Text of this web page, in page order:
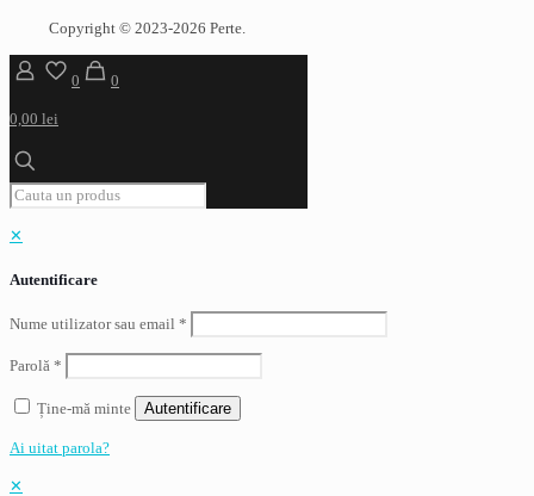
Copyright © 2023-2026 Perte.
0 0
0,00 lei
✕
Autentificare
Nume utilizator sau email *
Parolă *
Ține-mă minte Autentificare
Ai uitat parola?
✕